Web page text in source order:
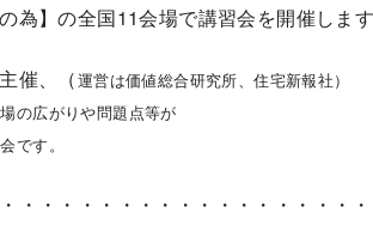
為】の全国11会場で講習会を開催します
催、（運営は価値総合研究所、住宅新報社）
の広がりや問題点等が
です。
・・・・・・・・・・・・・・・・・・